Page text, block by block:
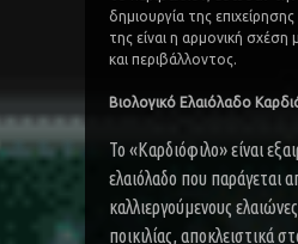
δημιουργία της
της είναι η αρμονική
και περιβάλλοντος.
Βιολογικό Ελαιόλαδο
Το «Καρδιόφιλο» είναι
ελαιόλαδο που παράγεται
καλλιεργούμενους
ποικιλίας, αποκλειστικά